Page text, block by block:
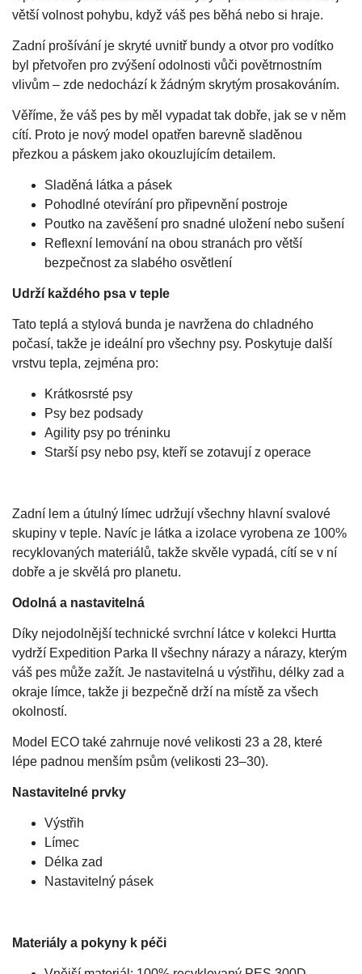
větší volnost pohybu, když váš pes běhá nebo si hraje.
Zadní prošívání je skryté uvnitř bundy a otvor pro vodítko
byl přetvořen pro zvýšení odolnosti vůči povětrnostním
vlivům – zde nedochází k žádným skrytým prosakováním.
Věříme, že váš pes by měl vypadat tak dobře, jak se v něm
cítí. Proto je nový model opatřen barevně sladěnou
přezkou a páskem jako okouzlujícím detailem.
Sladěná látka a pásek
Pohodlné otevírání pro připevnění postroje
Poutko na zavěšení pro snadné uložení nebo sušení
Reflexní lemování na obou stranách pro větší
bezpečnost za slabého osvětlení
Udrží každého psa v teple
Tato teplá a stylová bunda je navržena do chladného
počasí, takže je ideální pro všechny psy. Poskytuje další
vrstvu tepla, zejména pro:
Krátkosrsté psy
Psy bez podsady
Agility psy po tréninku
Starší psy nebo psy, kteří se zotavují z operace
Zadní lem a útulný límec udržují všechny hlavní svalové
skupiny v teple. Navíc je látka a izolace vyrobena ze 100%
recyklovaných materiálů, takže skvěle vypadá, cítí se v ní
dobře a je skvělá pro planetu.
Odolná a nastavitelná
Díky nejodolnější technické svrchní látce v kolekci Hurtta
vydrží Expedition Parka II všechny nárazy a nárazy, kterým
váš pes může zažít. Je nastavitelná u výstřihu, délky zad a
okraje límce, takže ji bezpečně drží na místě za všech
okolností.
Model ECO také zahrnuje nové velikosti 23 a 28, které
lépe padnou menším psům (velikosti 23–30).
Nastavitelné prvky
Výstřih
Límec
Délka zad
Nastavitelný pásek
Materiály a pokyny k péči